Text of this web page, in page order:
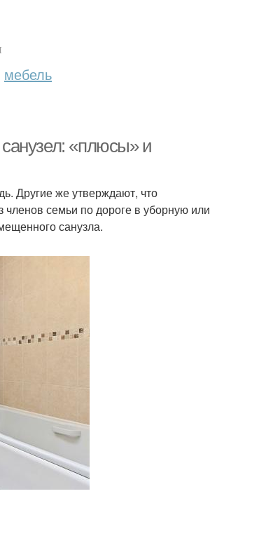
мебель
«плюсы» и
Другие же утверждают, что
членов семьи по дороге в уборную или
санузла.